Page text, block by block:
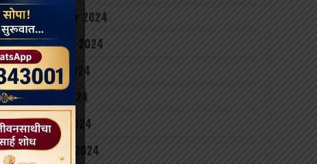
October 2024
August 2024
June 2024
May 2024
April 2024
March 2024